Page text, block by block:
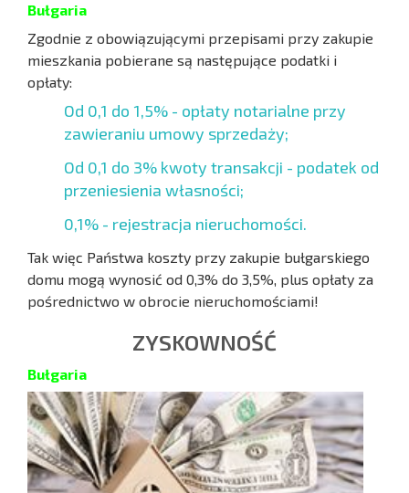
Bułgaria
Zgodnie z obowiązującymi przepisami przy zakupie
mieszkania pobierane są następujące podatki i
opłaty:
Od 0,1 do 1,5% - opłaty notarialne przy
zawieraniu umowy sprzedaży;
Od 0,1 do 3% kwoty transakcji - podatek od
przeniesienia własności;
0,1% - rejestracja nieruchomości.
Tak więc Państwa koszty przy zakupie bułgarskiego
domu mogą wynosić od 0,3% do 3,5%, plus opłaty za
pośrednictwo w obrocie nieruchomościami!
ZYSKOWNOŚĆ
Bułgaria